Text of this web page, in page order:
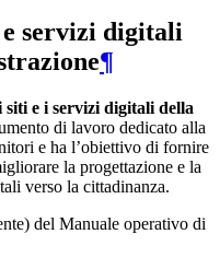
servizi digitali
¶
e i servizi digitali della
di lavoro dedicato alla
e ha l’obiettivo di fornire
la progettazione e la
verso la cittadinanza.
del Manuale operativo di